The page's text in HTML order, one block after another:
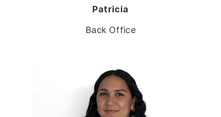
Patricia
Back Office